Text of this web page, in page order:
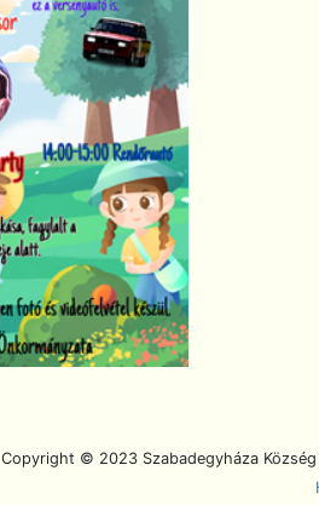
Copyright © 2023 Szabadegyháza